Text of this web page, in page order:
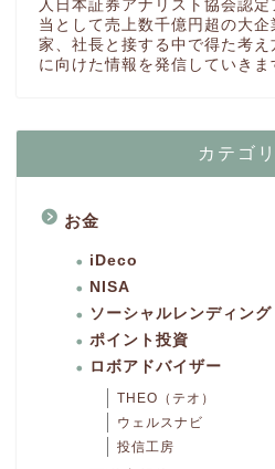
人日本証券アナリスト協会認
当として売上数千億円超の大
家、社長と接する中で得た考
に向けた情報を発信していきま
カテゴ
お金
iDeco
NISA
ソーシャルレンディング
ポイント投資
ロボアドバイザー
THEO（テオ）
ウェルスナビ
投信工房